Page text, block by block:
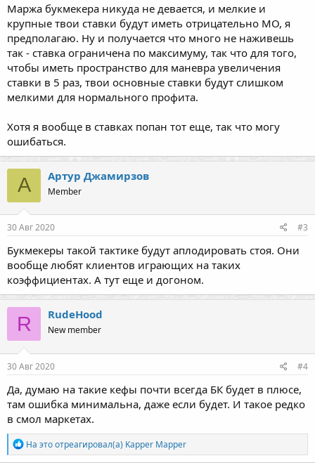
Маржа букмекера никуда не девается, и мелкие и
крупные твои ставки будут иметь отрицательно МО, я
предполагаю. Ну и получается что много не наживешь
так - ставка ограничена по максимуму, так что для того,
чтобы иметь пространство для маневра увеличения
ставки в 5 раз, твои основные ставки будут слишком
мелкими для нормального профита.
Хотя я вообще в ставках попан тот еще, так что могу
ошибаться.
А Артур Джамирзов
Member
30 Авг 2020 #3
Букмекеры такой тактике будут аплодировать стоя. Они
вообще любят клиентов играющих на таких
коэффициентах. А тут еще и догоном.
R RudeHood
New member
30 Авг 2020 #4
Да, думаю на такие кефы почти всегда БК будет в плюсе,
там ошибка минимальна, даже если будет. И такое редко
в смол маркетах.
Р
е
На это отреагировал(а) Kapper Mapper